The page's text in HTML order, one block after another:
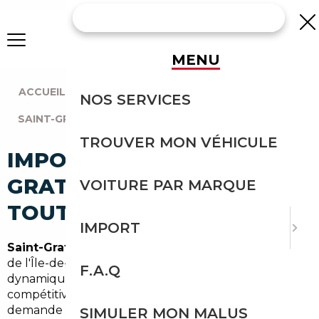
ACCUEIL AGENCE PARIS
SAINT-GRATIEN (95210)
IMPORT VOITURE À SAINT-
GRATIEN : IMPORTEZ EN
TOUTE SÉCURITÉ
Saint-Gratien
, en plein cœur du Val-d'Oise et proche
de l'Île-de-France, bénéficie d'un marché automobile
dynamique où les conducteurs recherchent
compétitivité et fiabilité. Pour répondre à cette
demande locale, notre service decourtier
MENU
NOS SERVICES
TROUVER MON VÉHICULE
VOITURE PAR MARQUE
IMPORT
F.A.Q
SIMULER MON MALUS